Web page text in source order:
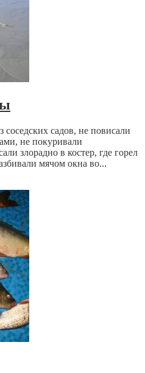
садов, не повисали
не покуривали
злорадно в костер, где горел
мячом окна во...